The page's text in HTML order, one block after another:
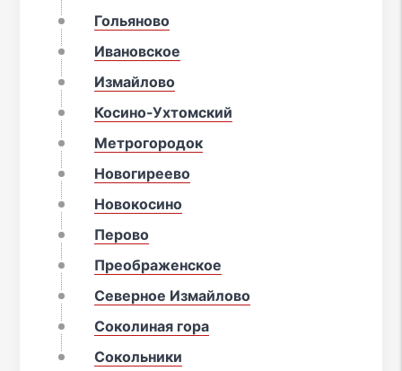
Гольяново
Ивановское
Измайлово
Косино-Ухтомский
Метрогородок
Новогиреево
Новокосино
Перово
Преображенское
Северное Измайлово
Соколиная гора
Сокольники